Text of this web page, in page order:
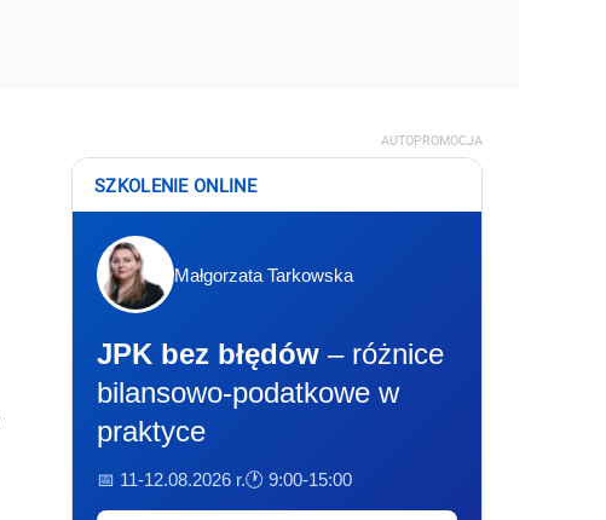
AUTOPROMOCJA
SZKOLENIE ONLINE
Małgorzata Tarkowska
JPK bez błędów – różnice
bilansowo-podatkowe w
praktyce
📅 11-12.08.2026 r.🕐 9:00-15:00